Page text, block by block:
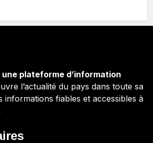
plateforme d’information
l’actualité du pays dans toute sa
informations fiables et accessibles à